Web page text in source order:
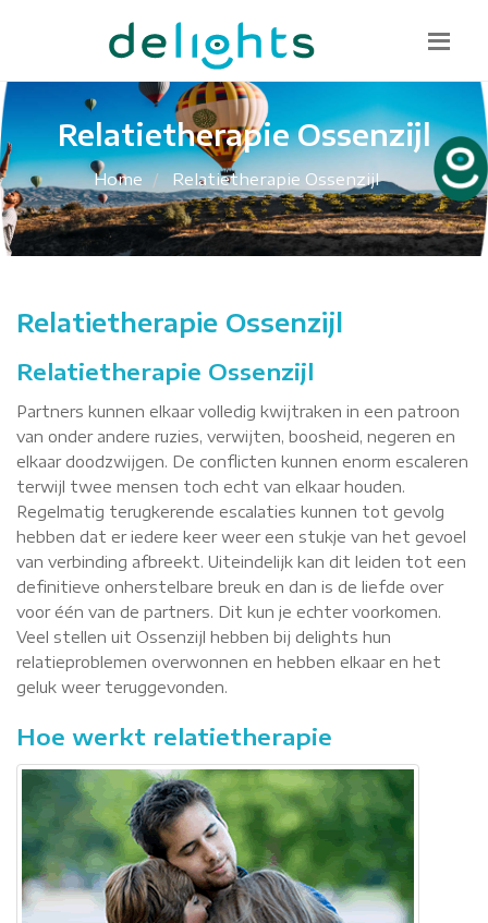
085 130 1482
info@delights.nu
Relatietherapie Ossenzijl
Home Relatietherapie Ossenzijl
Relatietherapie Ossenzijl
Relatietherapie Ossenzijl
Partners kunnen elkaar volledig kwijtraken in een patroon
van onder andere ruzies, verwijten, boosheid, negeren en
elkaar doodzwijgen. De conflicten kunnen enorm escaleren
terwijl twee mensen toch echt van elkaar houden.
Regelmatig terugkerende escalaties kunnen tot gevolg
hebben dat er iedere keer weer een stukje van het gevoel
van verbinding afbreekt. Uiteindelijk kan dit leiden tot een
definitieve onherstelbare breuk en dan is de liefde over
voor één van de partners. Dit kun je echter voorkomen.
Veel stellen uit Ossenzijl hebben bij delights hun
relatieproblemen overwonnen en hebben elkaar en het
geluk weer teruggevonden.
Hoe werkt relatietherapie